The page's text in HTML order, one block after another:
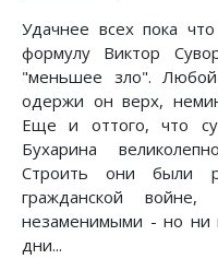
Удачнее всех пока
формулу Виктор
"меньшее зло". Любой
одержи он верх,
Еще и оттого, что
Бухарина
Строить они были
гражданской
незаменимыми - но ни
дни...